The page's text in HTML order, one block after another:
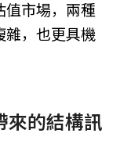
值市場，兩種
雜，也更具機
來的結構訊